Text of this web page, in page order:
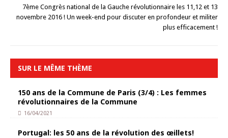
7ème Congrès national de la Gauche révolutionnaire les 11,12 et 13
novembre 2016 ! Un week-end pour discuter en profondeur et militer
plus efficacement !
SUR LE MÊME THÈME
150 ans de la Commune de Paris (3/4) : Les femmes
révolutionnaires de la Commune
16/04/2021
Portugal: les 50 ans de la révolution des œillets!